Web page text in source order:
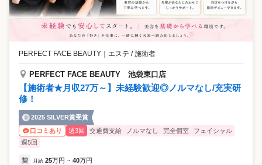
PERFECT FACE BEAUTY エステ / 施術者
PERFECT FACE BEAUTY 池袋東口店
【施術者★月収27万～】未経験歓迎◎ノルマなし/充実研
修！
2025 SILVER賞受賞
口コミあり
週3回 交通費支給 ノルマなし 完全個室
フェイシャル
週5回
契 月給 25万円 ~ 40万円